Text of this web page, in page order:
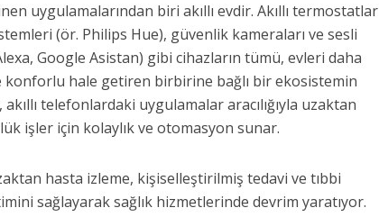
uygulamalarından biri akıllı evdir. Akıllı termostatlar
(ör. Philips Hue), güvenlik kameraları ve sesli
Google Asistan) gibi cihazların tümü, evleri daha
konforlu hale getiren birbirine bağlı bir ekosistemin
akıllı telefonlardaki uygulamalar aracılığıyla uzaktan
işler için kolaylık ve otomasyon sunar.
hasta izleme, kişiselleştirilmiş tedavi ve tıbbi
sağlayarak sağlık hizmetlerinde devrim yaratıyor.